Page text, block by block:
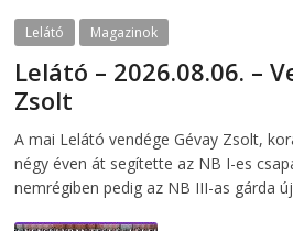
Lelátó Magazinok
Lelátó – 2026.08.06. –
Zsolt
A mai Lelátó vendége Gévay Zsolt,
négy éven át segítette az NB I-es
nemrégiben pedig az NB III-as gárda